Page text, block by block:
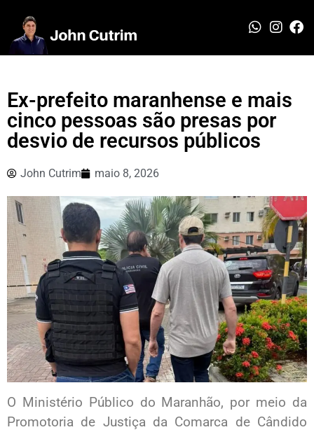
Ex-prefeito maranhense e mais
cinco pessoas são presas por
desvio de recursos públicos
John Cutrim maio 8, 2026
O Ministério Público do Maranhão, por meio da
Promotoria de Justiça da Comarca de Cândido